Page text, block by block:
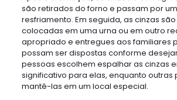
são retirados do forno e passam por
resfriamento. Em seguida, as cinzas
colocadas em uma urna ou em outro
apropriado e entregues aos familiares
possam ser dispostas conforme
pessoas escolhem espalhar as cinzas
significativo para elas, enquanto outras
mantê-las em um local especial.